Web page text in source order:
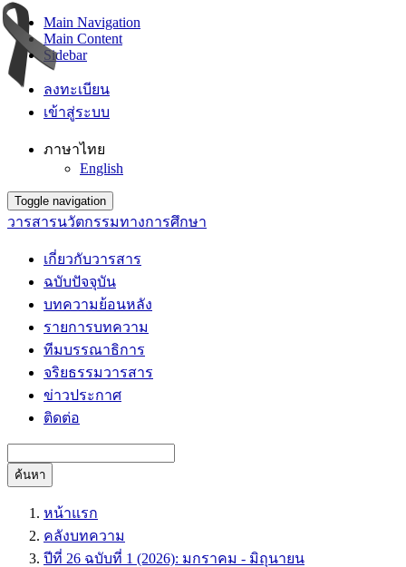
Main Navigation
Main Content
Sidebar
ลงทะเบียน
เข้าสู่ระบบ
ภาษาไทย
English
Toggle navigation
วารสารนวัตกรรมทางการศึกษา
เกี่ยวกับวารสาร
ฉบับปัจจุบัน
บทความย้อนหลัง
รายการบทความ
ทีมบรรณาธิการ
จริยธรรมวารสาร
ข่าวประกาศ
ติดต่อ
ค้นหา
หน้าแรก
คลังบทความ
ปีที่ 26 ฉบับที่ 1 (2026): มกราคม - มิถุนายน